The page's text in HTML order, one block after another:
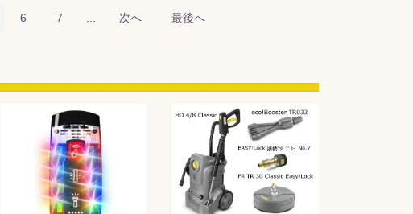
6 7 次へ 最後へ